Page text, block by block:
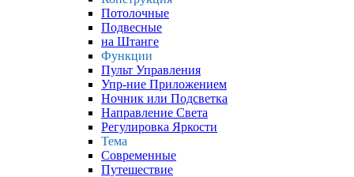
Потолочные
Подвесные
на Штанге
Функции
Пульт Управления
Упр-ние Приложением
Ночник или Подсветка
Направление Света
Регулировка Яркости
Тема
Современные
Путешествие